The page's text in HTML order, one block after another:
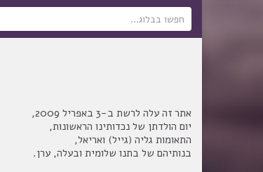
Search for:
אתר זה עלה לרשת ב-3 באפריל 2009,
יום הולדתן של נכדותינו הראשונות,
התאומות גליה (גייל) ואריאל,
בנותיהם של בתנו שלומית ובעלה, ערן.